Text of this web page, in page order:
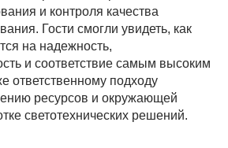
и контроля качества
Гости смогли увидеть, как
на надежность,
и соответствие самым высоким
ответственному подходу
ресурсов и окружающей
светотехнических решений.